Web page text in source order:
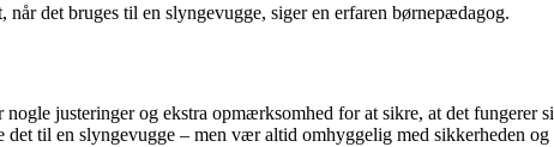
det bruges til en slyngevugge, siger en erfaren børnepædagog.
justeringer og ekstra opmærksomhed for at sikre, at det
til en slyngevugge – men vær altid omhyggelig med sikkerheden